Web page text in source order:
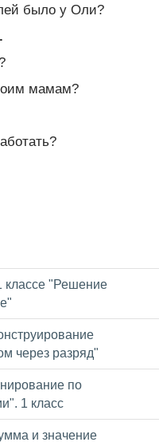
было у Оли?
мамам?
классе "Решение
через разряд"
по
1 класс
и значение